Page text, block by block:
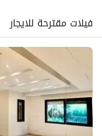
فيلات مقترحة للايجار